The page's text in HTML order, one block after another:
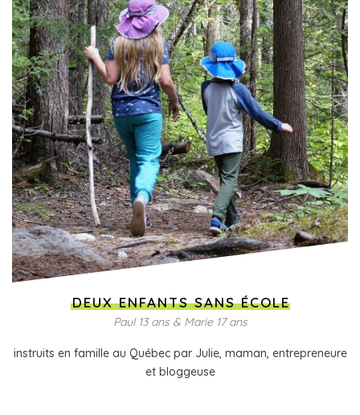
DEUX ENFANTS SANS ÉCOLE
Paul 13 ans & Marie 17 ans
instruits en famille au Québec par Julie, maman, entrepreneure
et bloggeuse